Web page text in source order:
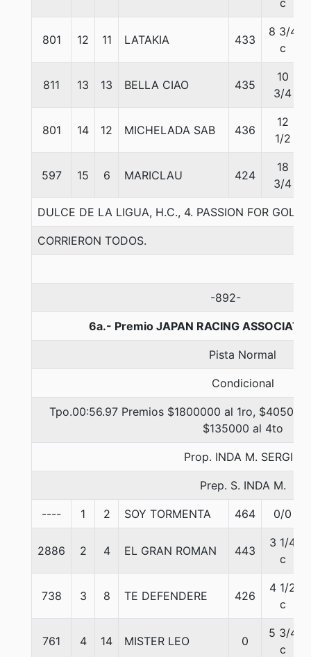
c
801 12 11 LATAKIA 433
8 3/4
c
811 13 13 BELLA CIAO 435
10
3/4
801 14 12 MICHELADA SAB 436
12
1/2
597 15 6 MARICLAU 424
18
3/4
DULCE DE LA LIGUA, H.C., 4. PASSION FOR
CORRIERON TODOS.
-892-
6a.- Premio JAPAN RACING
Pista Normal
Condicional
Tpo.00:56.97 Premios $1800000 al 1ro,
$135000 al 4to
Prop. INDA M. SERGIO
Prep. S. INDA M.
---- 1 2 SOY TORMENTA 464 0/0
2886 2 4 EL GRAN ROMAN 443
3 1/4
c
738 3 8 TE DEFENDERE 426
4 1/2
c
761 4 14 MISTER LEO 0
5 3/4
c